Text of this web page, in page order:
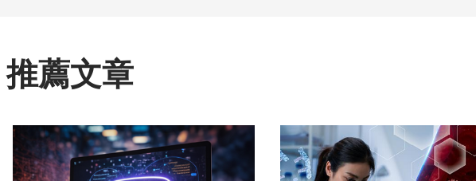
推薦文章